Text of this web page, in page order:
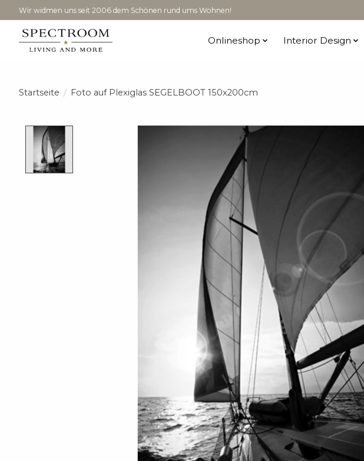
Wir widmen uns seit 2006 dem Schönen rund ums Wohnen!
Onlineshop Interior Design
Startseite / Foto auf Plexiglas SEGELBOOT 150x200cm
Product image slideshow Items